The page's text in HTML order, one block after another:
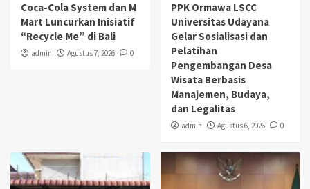
Coca-Cola System dan M
Mart Luncurkan Inisiatif
“Recycle Me” di Bali
admin Agustus 7, 2026 0
PPK Ormawa LSCC
Universitas Udayana
Gelar Sosialisasi dan
Pelatihan
Pengembangan Desa
Wisata Berbasis
Manajemen, Budaya,
dan Legalitas
admin Agustus 6, 2026 0